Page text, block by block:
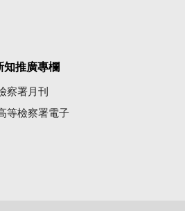
知推廣專欄
察署月刊
等檢察署電子